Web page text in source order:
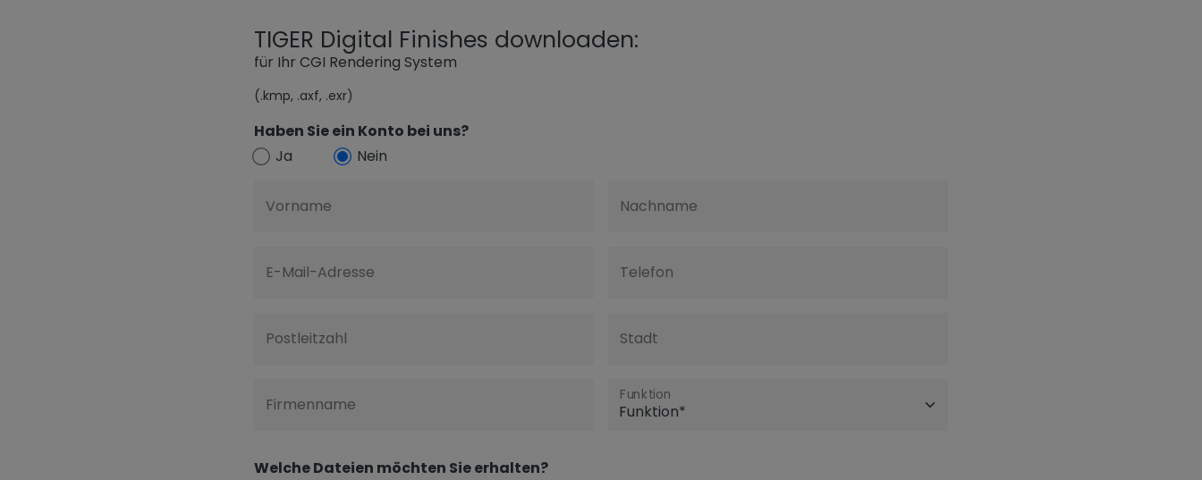
TIGER Digital Finishes downloaden:
für Ihr CGI Rendering System
(.kmp, .axf, .exr)
Haben Sie ein Konto bei uns?
Ja
Nein
Vorname Nachname
E-Mail-Adresse Telefon
Postleitzahl Stadt
Firmenname Funktion
Welche Dateien möchten Sie erhalten?